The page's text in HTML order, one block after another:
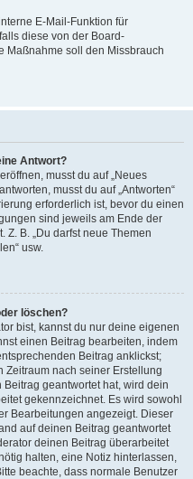
E-Mail-Funktion für
diese von der Board-
Maßnahme soll den Missbrauch
Antwort?
musst du auf „Neues
musst du auf „Antworten“
erforderlich ist, bevor du einen
sind jeweils am Ende der
Z. B. „Du darfst neue Themen
usw.
löschen?
bist, kannst du nur deine eigenen
einen Beitrag bearbeiten, indem
Beitrag anklickst;
Zeitraum nach seiner Erstellung
geantwortet hat, wird dein
gekennzeichnet. Es wird sowohl
Bearbeitungen angezeigt. Dieser
auf deinen Beitrag geantwortet
deinen Beitrag überarbeitet
halten, eine Notiz hinterlassen,
beachte, dass normale Benutzer